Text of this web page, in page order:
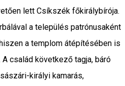
lett Csíkszék főkirálybírója.
a település patrónusaként
a templom átépítésében is
család következő tagja, báró
királyi kamarás,